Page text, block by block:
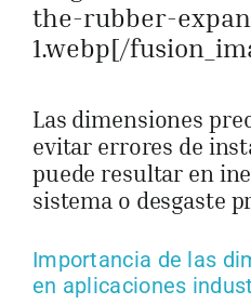
the-rubber-
1.webp[/
Las dimensiones
evitar errores de
puede resultar en
sistema o desgaste
Importancia de las
en aplicaciones